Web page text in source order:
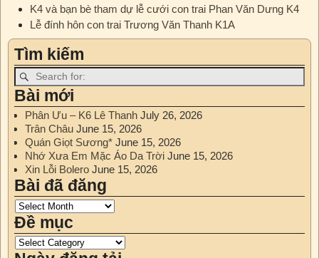
K4 và bạn bè tham dự lễ cưới con trai Phan Văn Dưng K4
Lễ đính hôn con trai Trương Văn Thanh K1A
Tìm kiếm
Bài mới
Phân Ưu – K6 Lê Thanh July 26, 2026
Trân Châu June 15, 2026
Quán Giọt Sương* June 15, 2026
Nhớ Xưa Em Mặc Áo Da Trời June 15, 2026
Xin Lỗi Bolero June 15, 2026
Bài đã đăng
Đề mục